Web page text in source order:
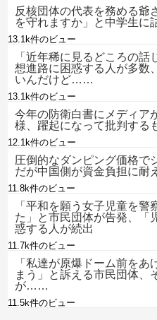
反核団体の代表を務める爺
を守れますか」と中学生
13.1k件のビュー
「近年稀に見るどころの
想進路に困惑する人が多数
いんだけど……
13.1k件のビュー
今年の防衛白書にメディア
様、躍起になって批判す
12.1k件のビュー
圧倒的なダンピング価格で
だが中国側が資金負担に
11.8k件のビュー
「平和を願う女子児童を
た」と市民団体が告発、
惑する人が続出
11.7k件のビュー
「私達が原爆ドーム前を
まう」と訴える市民団体、
が……
11.5k件のビュー